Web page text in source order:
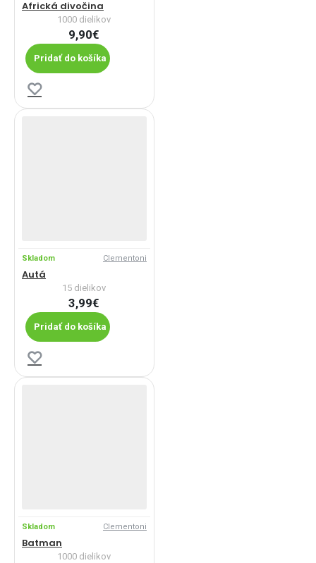
Africká divočina
1000 dielikov
9,90€
Pridať do košíka
Skladom Clementoni
Autá
15 dielikov
3,99€
Pridať do košíka
Skladom Clementoni
Batman
1000 dielikov